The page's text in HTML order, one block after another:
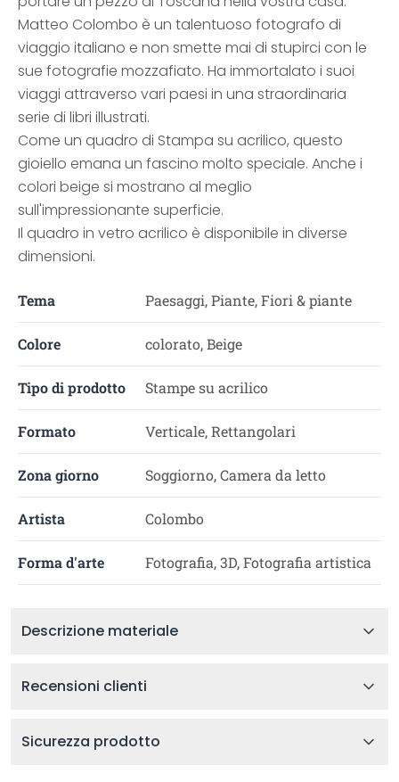
Matteo Colombo è un talentuoso fotografo di
viaggio italiano e non smette mai di stupirci con le
sue fotografie mozzafiato. Ha immortalato i suoi
viaggi attraverso vari paesi in una straordinaria
serie di libri illustrati.
Come un quadro di Stampa su acrilico, questo
gioiello emana un fascino molto speciale. Anche i
colori beige si mostrano al meglio
sull'impressionante superficie.
Il quadro in vetro acrilico è disponibile in diverse
dimensioni.
Tema Paesaggi, Piante, Fiori & piante
Colore colorato, Beige
Tipo di prodotto Stampe su acrilico
Formato Verticale, Rettangolari
Zona giorno Soggiorno, Camera da letto
Artista Colombo
Forma d'arte Fotografia, 3D, Fotografia artistica
Descrizione materiale
Recensioni clienti
Sicurezza prodotto